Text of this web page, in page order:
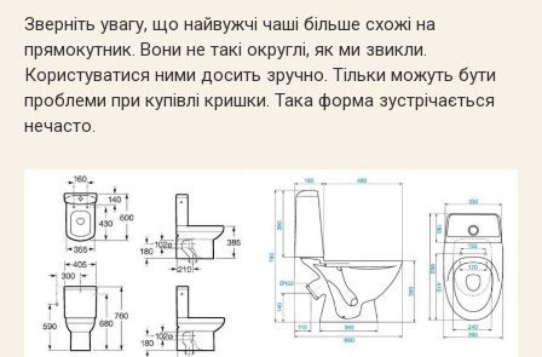
Зверніть увагу, що найвужчі чаші більше схожі на
прямокутник. Вони не такі округлі, як ми звикли.
Користуватися ними досить зручно. Тільки можуть бути
проблеми при купівлі кришки. Така форма зустрічається
нечасто.